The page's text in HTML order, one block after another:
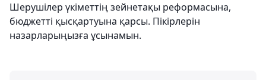
Шерушілер үкіметтің зейнетақы реформасына,
бюджетті қысқартуына қарсы. Пікірлерін
назарларыңызға ұсынамын.